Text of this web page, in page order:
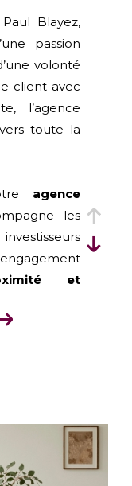
Blayez,
passion
volonté
client avec
l’agence
toute la
agence
les
et
agence
parfaite